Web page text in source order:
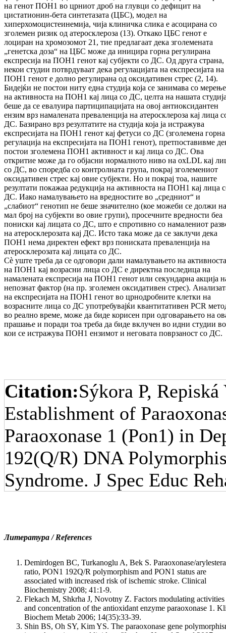
на генот ПОН1 во црниот дроб на глувци со дефицит на
цистатионин-бета синтетазата (ЦБС), модел на
хиперхомоцистеинемија, чија клиничка слика е асоцирана со
зголемен ризик од атеросклероза (13). Откако ЦБС генот е
лоциран на хромозомот 21, тие предлагаат дека зголемената
„генетска доза“ на ЦБС може да иницира горна регулирана
експресија на ПОН1 генот кај субјекти со ДС. Од друга страна,
некои студии потврдуваат дека регулацијата на експресијата на
ПОН1 генот е долно регулирана од оксидативен стрес (2, 14).
Бидејќи не постои ниту една студија која се занимава со
на активноста на ПОН1 кај лица со ДС, целта на нашата
беше да се евалуира партиципацијата на овој антиоксидантен
ензим врз намалената преваленција на атеросклероза кај лица
ДС. Базирано врз резултатите на студија која ја истражува
експресијата на ПОН1 генот кај фетуси со ДС (зголемена горна
регулација на експресијата на ПОН1 генот), претпоставивме
постои зголемена ПОН1 активност и кај лица со ДС. Ова
откритие може да го објасни нормалното ниво на oxLDL кај
со ДС, во споредба со контролната група, покрај зголемениот
оксидативен стрес кај овие субјекти. Но и покрај тоа, нашите
резултати покажаа редукција на активноста на ПОН1 кај лица
ДС. Иако намалувањето на вредностите во „средниот“ и
„слабиот“ генотип не беше значително (кое можеби се должи на
мал број на субјекти во овие групи), просечните вредности беа
пониски кај лицата со ДС, што е спротивно со намалениот
на атеросклерозата кај ДС. Исто така може да се заклучи дека
ПОН1 нема директен ефект врз пониската преваленција на
атеросклерозата кај лицата со ДС.
Сè уште треба да се одговори дали намалувањето на активноста
на ПОН1 кај возрасни лица со ДС е директна последица на
намалената експресија на ПОН1 генот или секундарна акција
непознат фактор (на пр. зголемен оксидативен стрес).
на експресијата на ПОН1 генот во црнодробните клетки на
возрасните лица со ДС употребувајќи квантитативен PCR
во реално време, може да биде корисен при одговарањето на
прашање и поради тоа треба да биде вклучен во идни студии во
кои се истражува ПОН1 ензимот и неговата поврзаност со ДС.
Citation:Sýkora P,
Establishment of
Paraoxonase 1 (Pon1) in
192(Q/R) DNA
Syndrome. J Spec Educ
Литература / References
Demirdogen BC, Turkanoglu A, Bek S. Paraoxonase/
ratio, PON1 192Q/R polymorphism and PON1 status are
associated with increased risk of ischemic stroke. Clinical
Biochemistry 2008; 41:1-9.
Flekach M, Shkrha J, Novotny Z. Factors modulating activities
and concentration of the antioxidant enzyme paraoxonase 1.
Biochem Metab 2006; 14(35):33-39.
Shin BS, Oh SY, Kim YS. The paraoxonase gene